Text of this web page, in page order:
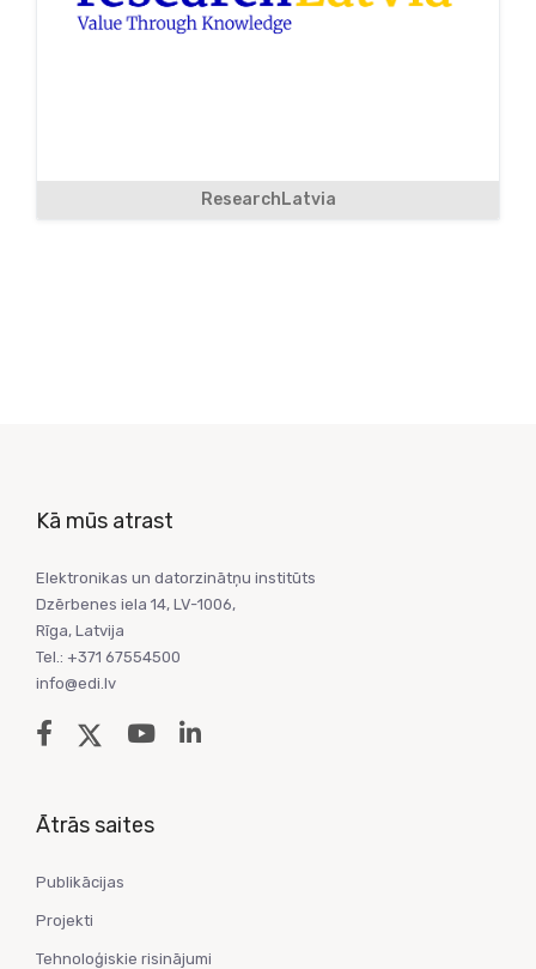
ResearchLatvia
Kā mūs atrast
Elektronikas un datorzinātņu institūts
Dzērbenes iela 14, LV-1006,
Rīga, Latvija
Tel.: +371 67554500
info@edi.lv
Ātrās saites
Publikācijas
Projekti
Tehnoloģiskie risinājumi